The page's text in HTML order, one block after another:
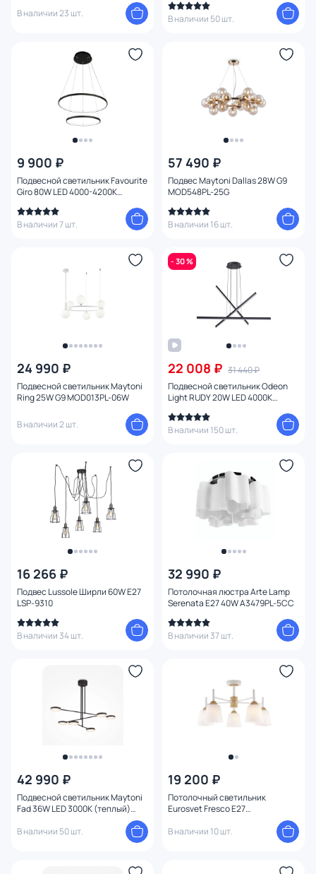
В наличии 23 шт. В наличии 50 шт.
9 900 ₽
Подвесной светильник Favourite
Giro 80W LED 4000-4200К
10P
В наличии 7 шт.
57 490 ₽
Подвес Maytoni Dallas 28W G9
MOD548PL-25G
В наличии 16 шт.
24 990 ₽
Подвесной светильник Maytoni
Ring 25W G9 MOD013PL-06W
В наличии 2 шт.
- 30 %
22 008 ₽ 31 440 ₽
Подвесной светильник Odeon
Light RUDY 20W LED 4000К
В наличии 150 шт.
16 266 ₽
Подвес Lussole Ширли 60W E27
LSP-9310
В наличии 34 шт.
32 990 ₽
Потолочная люстра Arte Lamp
Serenata E27 40W A3479PL-5CC
В наличии 37 шт.
42 990 ₽
Подвесной светильник Maytoni
Fad 36W LED 3000К (теплый)
В наличии 50 шт.
19 200 ₽
Потолочный светильник
Eurosvet Fresco E27
В наличии 10 шт.